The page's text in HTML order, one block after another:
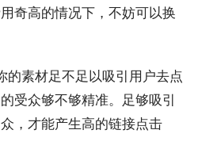
奇高的情况下，不妨可以换
的素材足不足以吸引用户去点
受众够不够精准。足够吸引
，才能产生高的链接点击